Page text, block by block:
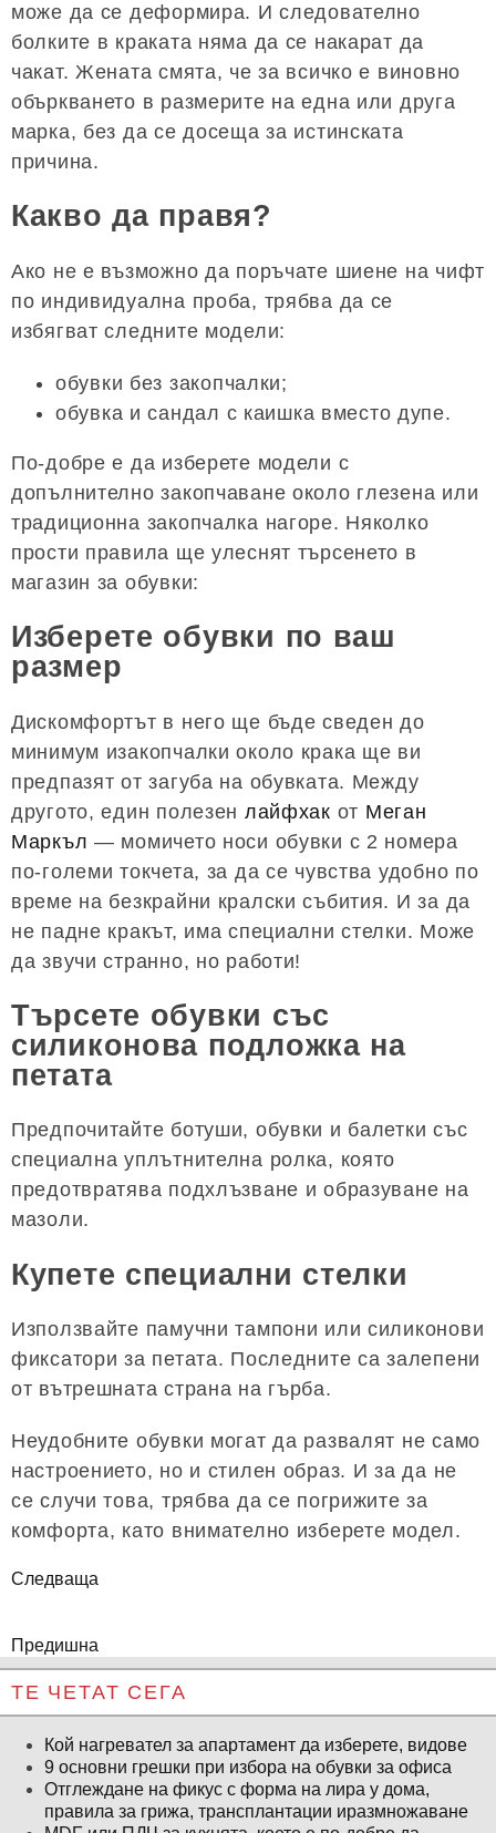
може да се деформира. И следователно
болките в краката няма да се накарат да
чакат. Жената смята, че за всичко е виновно
объркването в размерите на една или друга
марка, без да се досеща за истинската
причина.
Какво да правя?
Ако не е възможно да поръчате шиене на чифт
по индивидуална проба, трябва да се
избягват следните модели:
обувки без закопчалки;
обувка и сандал с каишка вместо дупе.
По-добре е да изберете модели с
допълнително закопчаване около глезена или
традиционна закопчалка нагоре. Няколко
прости правила ще улеснят търсенето в
магазин за обувки:
Изберете обувки по ваш
размер
Дискомфортът в него ще бъде сведен до
минимум изакопчалки около крака ще ви
предпазят от загуба на обувката. Между
другото, един полезен лайфхак от Меган
Маркъл — момичето носи обувки с 2 номера
по-големи токчета, за да се чувства удобно по
време на безкрайни кралски събития. И за да
не падне кракът, има специални стелки. Може
да звучи странно, но работи!
Търсете обувки със
силиконова подложка на
петата
Предпочитайте ботуши, обувки и балетки със
специална уплътнителна ролка, която
предотвратява подхлъзване и образуване на
мазоли.
Купете специални стелки
Използвайте памучни тампони или силиконови
фиксатори за петата. Последните са залепени
от вътрешната страна на гърба.
Неудобните обувки могат да развалят не само
настроението, но и стилен образ. И за да не
се случи това, трябва да се погрижите за
комфорта, като внимателно изберете модел.
Следваща
Предишна
ТЕ ЧЕТАТ СЕГА
Кой нагревател за апартамент да изберете, видове
9 основни грешки при избора на обувки за офиса
Отглеждане на фикус с форма на лира у дома,
правила за грижа, трансплантации иразмножаване